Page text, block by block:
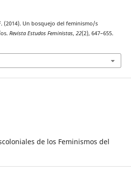
(2014). Un bosquejo del feminismo/s
Revista Estudos Feministas, 22(2), 647–655.
de los Feminismos del